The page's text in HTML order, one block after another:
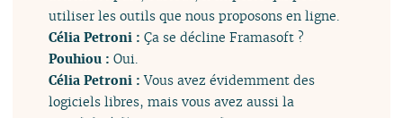
utiliser les outils que nous proposons en ligne.
Célia Petroni :Ça se décline Framasoft ?
Pouhiou :Oui.
Célia Petroni :Vous avez évidemment des
logiciels libres, mais vous avez aussi la